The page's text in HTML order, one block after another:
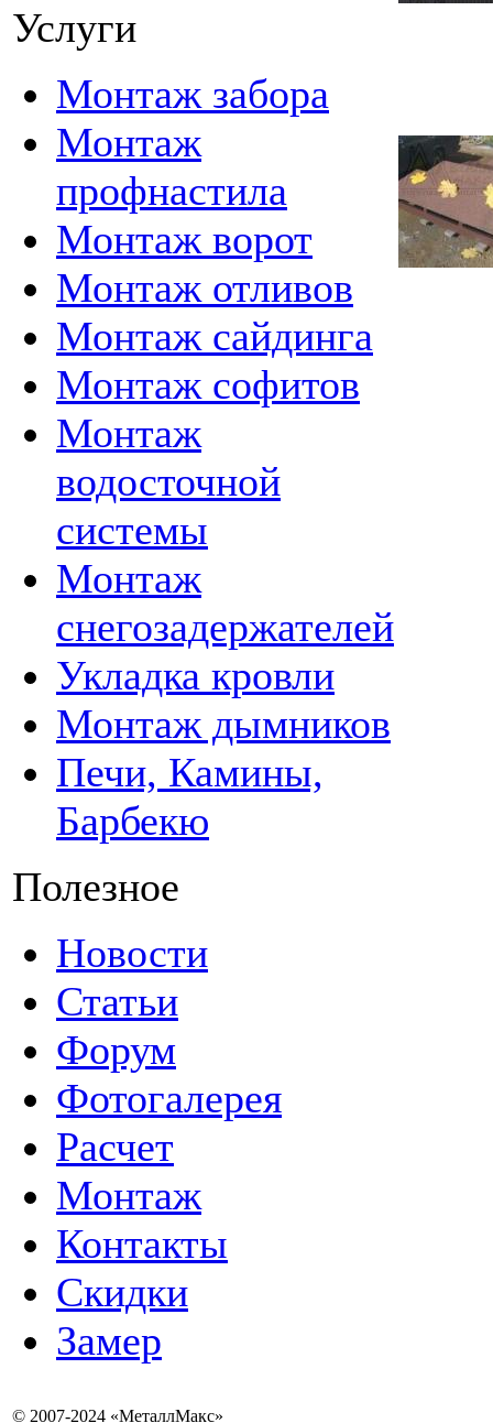
Услуги
Монтаж забора
Монтаж
профнастила
Монтаж ворот
Монтаж отливов
Монтаж сайдинга
Монтаж софитов
Монтаж
водосточной
системы
Монтаж
снегозадержателей
Укладка кровли
Монтаж дымников
Печи, Камины,
Барбекю
Полезное
Новости
Статьи
Форум
Фотогалерея
Расчет
Монтаж
Контакты
Скидки
Замер
© 2007-2024 «МеталлМакс»